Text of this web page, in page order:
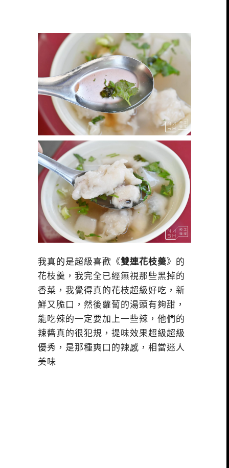
我真的是超級喜歡《雙連花枝羮》的
花枝羹，我完全已經無視那些黑掉的
香菜，我覺得真的花枝超級好吃，新
鮮又脆口，然後蘿蔔的湯頭有夠甜，
能吃辣的一定要加上一些辣，他們的
辣醬真的很犯規，提味效果超級超級
優秀，是那種爽口的辣感，相當迷人
美味